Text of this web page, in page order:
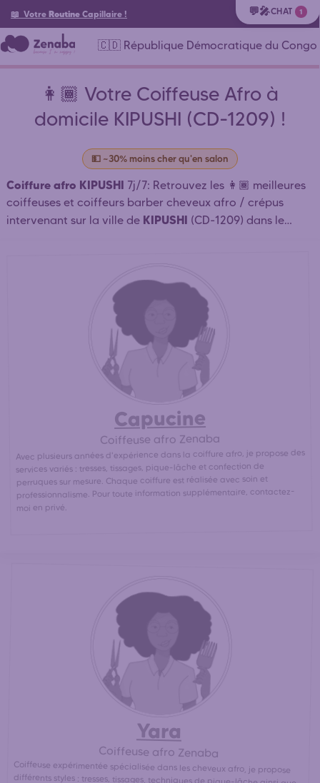
📖 Votre Routine Capillaire !
🇨🇩 République Démocratique du Congo
👩🏾 Votre Coiffeuse Afro à
domicile KIPUSHI (CD-1209) !
💵 ~30% moins cher qu'en salon
Coiffure afro KIPUSHI 7j/7: Retrouvez les 👩🏾 meilleures
coiffeuses et coiffeurs barber cheveux afro / crépus
intervenant sur la ville de KIPUSHI (CD-1209) dans le
relation rapide. Réservation simple et rapide. Prenez
rendez-vous en ligne 24h/24 Contactez directement les
coiffeuses afro les plus proches de votre domicile pour
une coupe afro / africaine pas chère. (30% moins cher
qu'en salon de coiffure afro)
Capucine
Coiffeuse afro Zenaba
Avec plusieurs années d'expérience dans la coiffure afro, je propose des
services variés : tresses, tissages, pique-lâche et confection de
perruques sur mesure. Chaque coiffure est réalisée avec soin et
professionnalisme. Pour toute information supplémentaire, contactez-
moi en privé.
Yara
Coiffeuse afro Zenaba
Coiffeuse expérimentée spécialisée dans les cheveux afro, je propose
différents styles : tresses, tissages, techniques de pique-lâche ainsi que
la création de perruques uniques. Je mets mon savoir-faire à votre
💬🎤CHAT 1